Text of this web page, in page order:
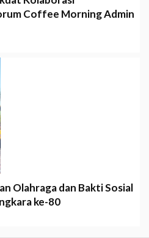
Coffee Morning Admin
Olahraga dan Bakti Sosial
ke-80